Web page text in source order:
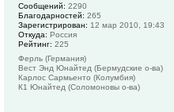
Сообщений: 2290
Благодарностей: 265
Зарегистрирован: 12 мар 2010, 19:43
Откуда: Россия
Рейтинг: 225
Ферль (Германия)
Вест Энд Юнайтед (Бермудские о-ва)
Карлос Сармьенто (Колумбия)
К1 Юнайтед (Соломоновы о-ва)